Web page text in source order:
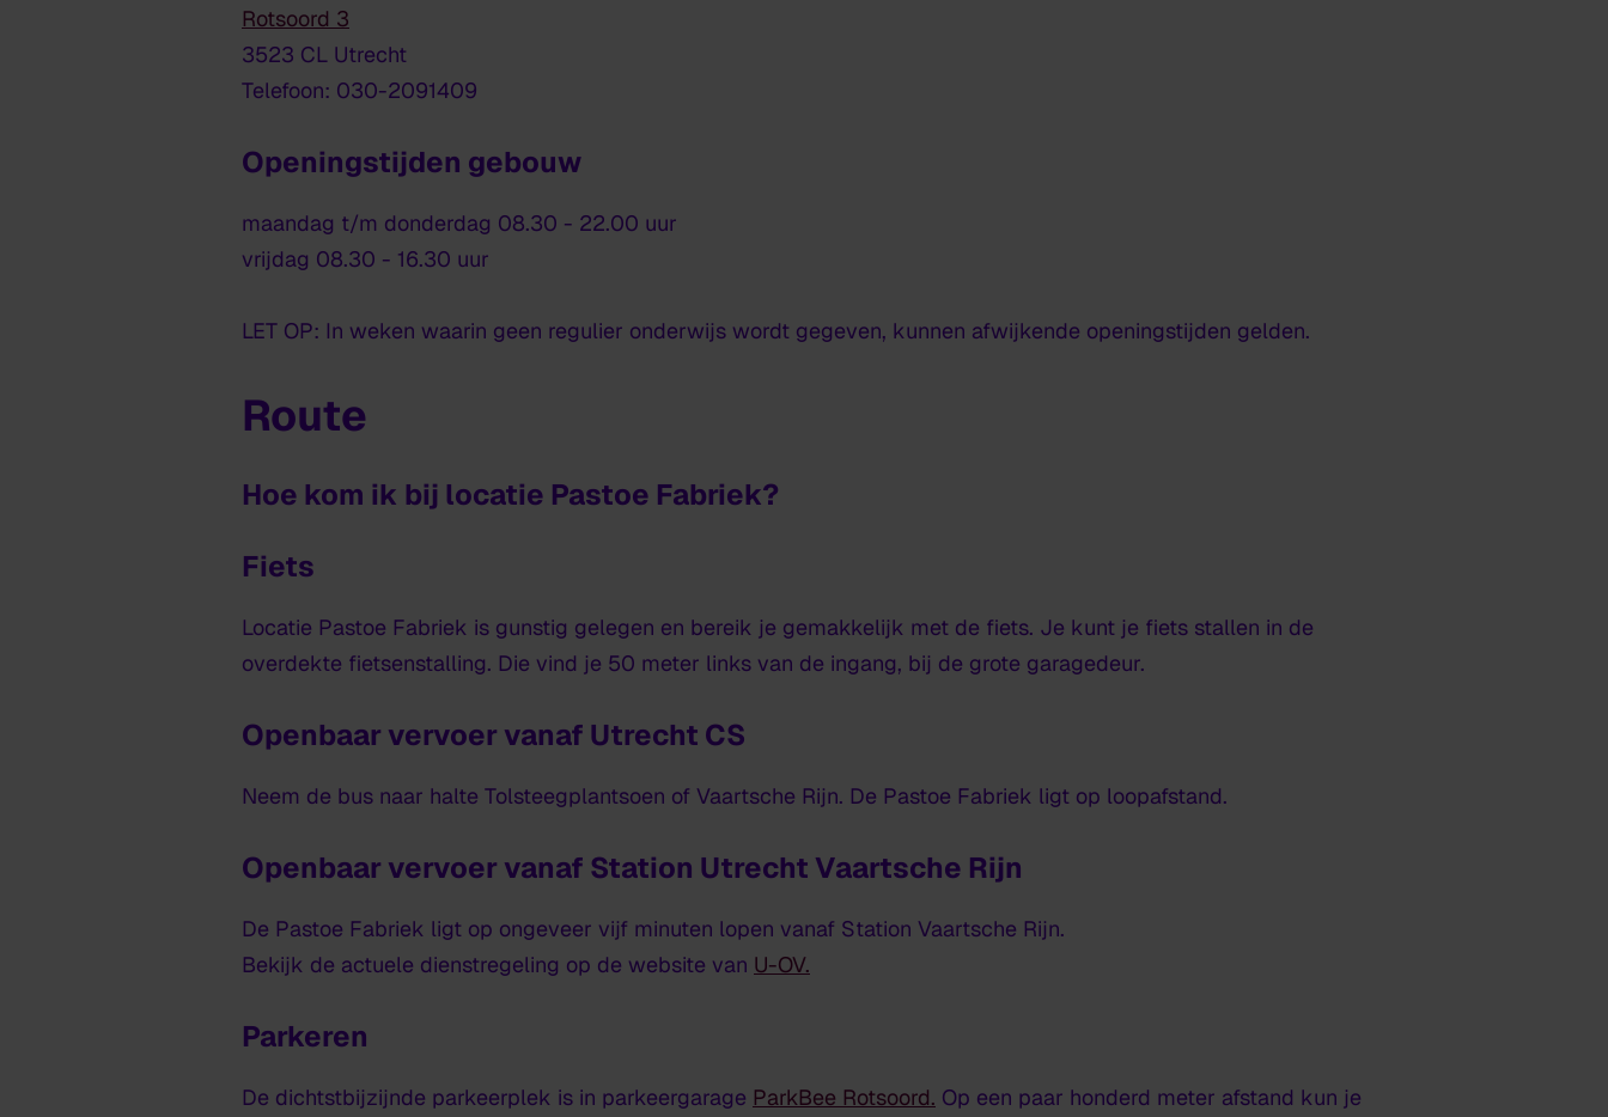
Rotsoord 3
3523 CL Utrecht
Telefoon: 030-2091409
Openingstijden gebouw
maandag t/m donderdag 08.30 - 22.00 uur
vrijdag 08.30 - 16.30 uur
LET OP: In weken waarin geen regulier onderwijs wordt gegeven, kunnen afwijkende openingstijden gelden.
Route
Hoe kom ik bij locatie Pastoe Fabriek?
Fiets
Locatie Pastoe Fabriek is gunstig gelegen en bereik je gemakkelijk met de fiets. Je kunt je fiets stallen in de
overdekte fietsenstalling. Die vind je 50 meter links van de ingang, bij de grote garagedeur.
Openbaar vervoer vanaf Utrecht CS
Neem de bus naar halte Tolsteegplantsoen of Vaartsche Rijn. De Pastoe Fabriek ligt op loopafstand.
Openbaar vervoer vanaf Station Utrecht Vaartsche Rijn
De Pastoe Fabriek ligt op ongeveer vijf minuten lopen vanaf Station Vaartsche Rijn.
Bekijk de actuele dienstregeling op de website van U-OV.
Parkeren
De dichtstbijzijnde parkeerplek is in parkeergarage ParkBee Rotsoord. Op een paar honderd meter afstand kun je